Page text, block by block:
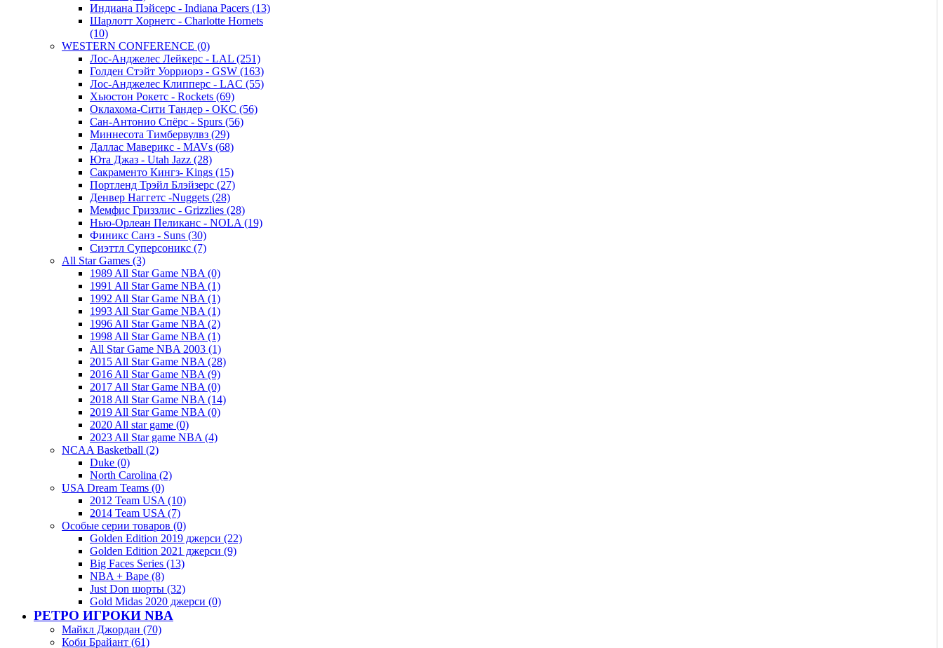
Индиана Пэйсерс - Indiana Pacers (13)
Шарлотт Хорнетс - Charlotte Hornets
(10)
WESTERN CONFERENCE (0)
Лос-Анджелес Лейкерс - LAL (251)
Голден Стэйт Уорриорз - GSW (163)
Лос-Анджелес Клипперс - LAC (55)
Хьюстон Рокетс - Rockets (69)
Оклахома-Сити Тандер - OKC (56)
Сан-Антонио Спёрс - Spurs (56)
Миннесота Тимбервулвз (29)
Даллас Маверикс - MAVs (68)
Юта Джаз - Utah Jazz (28)
Сакраменто Кингз- Kings (15)
Портленд Трэйл Блэйзерс (27)
Денвер Наггетс -Nuggets (28)
Мемфис Гриззлис - Grizzlies (28)
Нью-Орлеан Пеликанс - NOLA (19)
Финикс Санз - Suns (30)
Сиэттл Суперсоникс (7)
All Star Games (3)
1989 All Star Game NBA (0)
1991 All Star Game NBA (1)
1992 All Star Game NBA (1)
1993 All Star Game NBA (1)
1996 All Star Game NBA (2)
1998 All Star Game NBA (1)
All Star Game NBA 2003 (1)
2015 All Star Game NBA (28)
2016 All Star Game NBA (9)
2017 All Star Game NBA (0)
2018 All Star Game NBA (14)
2019 All Star Game NBA (0)
2020 All star game (0)
2023 All Star game NBA (4)
NCAA Basketball (2)
Duke (0)
North Carolina (2)
USA Dream Teams (0)
2012 Team USA (10)
2014 Team USA (7)
Особые серии товаров (0)
Golden Edition 2019 джерси (22)
Golden Edition 2021 джерси (9)
Big Faces Series (13)
NBA + Bape (8)
Just Don шорты (32)
Gold Midas 2020 джерси (0)
РЕТРО ИГРОКИ NBA
Майкл Джордан (70)
Коби Брайант (61)